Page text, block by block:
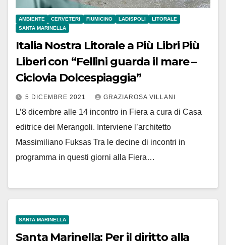
AMBIENTE CERVETERI FIUMICINO LADISPOLI
LITORALE
SANTA MARINELLA
Italia Nostra Litorale a Più Libri Più
Liberi con “Fellini guarda il mare –
Ciclovia Dolcespiaggia”
5 DICEMBRE 2021 GRAZIAROSA VILLANI
L’8 dicembre alle 14 incontro in Fiera a cura di Casa
editrice dei Merangoli. Interviene l’architetto
Massimiliano Fuksas Tra le decine di incontri in
programma in questi giorni alla Fiera…
SANTA MARINELLA
Santa Marinella: Per il diritto alla